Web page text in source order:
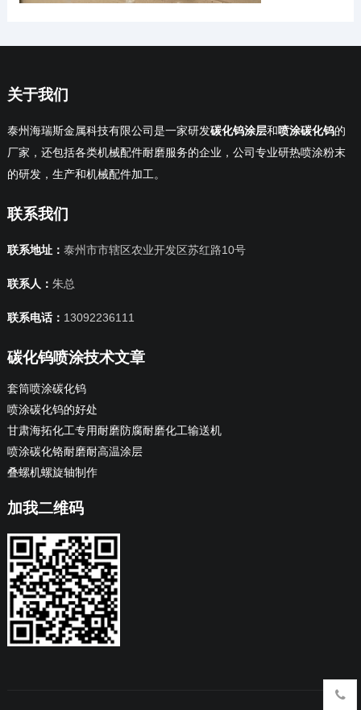
关于我们
泰州海瑞斯金属科技有限公司是一家研发碳化钨涂层和喷涂碳化钨的
厂家，还包括各类机械配件耐磨服务的企业，公司专业研热喷涂粉末
的研发，生产和机械配件加工。
联系我们
联系地址： 泰州市市辖区农业开发区苏红路10号
联系人： 朱总
联系电话： 13092236111
碳化钨喷涂技术文章
套筒喷涂碳化钨
喷涂碳化钨的好处
甘肃海拓化工专用耐磨防腐耐磨化工输送机
喷涂碳化铬耐磨耐高温涂层
叠螺机螺旋轴制作
加我二维码